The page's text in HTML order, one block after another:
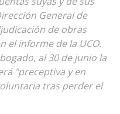
General de
de obras
el informe de la UCO.
al 30 de junio la
"preceptiva y en
tras perder el